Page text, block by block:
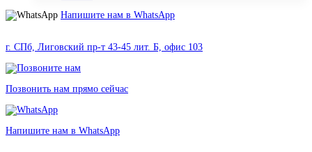
Напишите нам в WhatsApp
г. СПб, Лиговский пр-т 43-45 лит. Б, офис 103
Позвонить нам прямо сейчас
Напишите нам в WhatsApp